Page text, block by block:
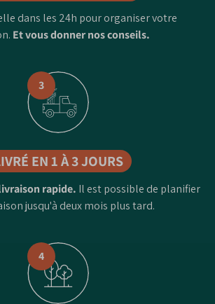
dans les 24h pour organiser votre
Et vous donner nos conseils.
3
EN 1 À 3 JOURS
rapide. Il est possible de planifier
jusqu'à deux mois plus tard.
4